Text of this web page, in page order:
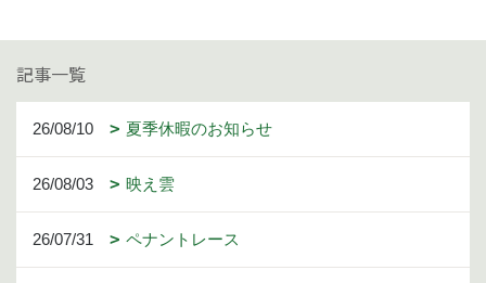
記事一覧
26/08/10 夏季休暇のお知らせ
26/08/03 映え雲
26/07/31 ペナントレース